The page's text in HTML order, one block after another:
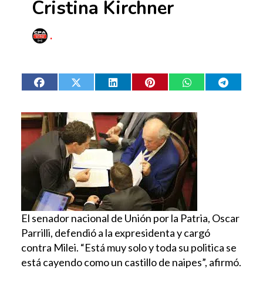
Cristina Kirchner
.
El senador nacional de Unión por la Patria, Oscar
Parrilli, defendió a la expresidenta y cargó
contra Milei. “Está muy solo y toda su politica se
está cayendo como un castillo de naipes”, afirmó.